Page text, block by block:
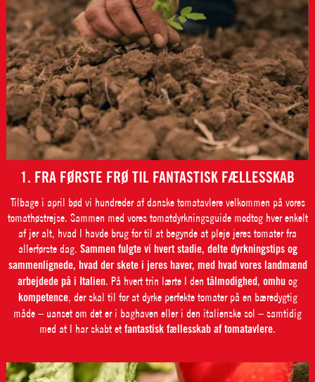
1. FRA FØRSTE FRØ TIL FANTASTISK FÆLLESSKAB
Tilbage i april bød vi hundreder af danske tomatavlere velkommen på vores
tomathøstrejse. Sammen med vores tomatdyrkningsguide modtog hver enkelt
af jer alt, hvad I havde brug for til at begynde at pleje jeres tomater fra
allerførste dag. Sammen fulgte vi hvert stadie, delte dyrkningstips og
sammenlignede, hvad der skete i jeres haver, med hvad vores landmænd
arbejdede på i Italien. På hvert trin lærte I den tålmodighed, omhu og
kompetence, der skal til for at dyrke perfekte tomater på en bæredygtig
måde – uanset om det er i baghaven eller i den italienske sol – samtidig
med at I har skabt et fantastisk fællesskab af tomatavlere.